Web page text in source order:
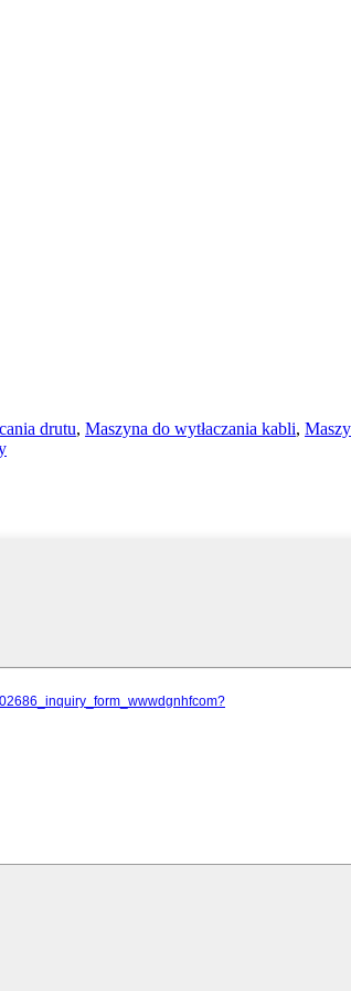
drutu, Maszyna do wytłaczania kabli,